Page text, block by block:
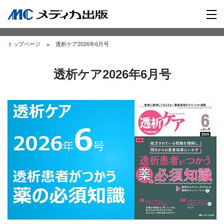
トップページ 透析ケア2026年6月号
透析ケア2026年6月号